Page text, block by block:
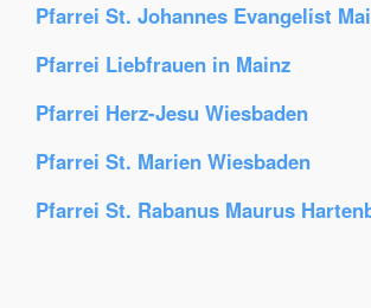
Pfarrei St. Johannes Evangelist
Pfarrei Liebfrauen in Mainz
Pfarrei Herz-Jesu Wiesbaden
Pfarrei St. Marien Wiesbaden
Pfarrei St. Rabanus Maurus